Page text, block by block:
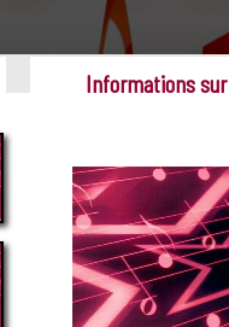
Informations sur